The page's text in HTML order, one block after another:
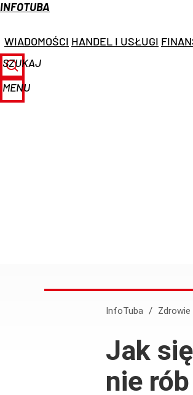
INFOTUBA
WIADOMOŚCI HANDEL I USŁUGI
SZUKAJ
MENU
InfoTuba / Zdrowie
Jak
nie